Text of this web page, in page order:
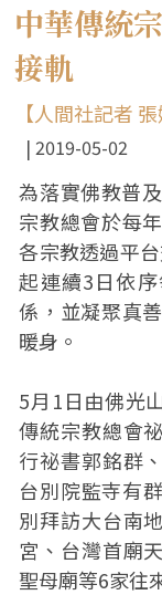
中華傳統
接軌
【人間社記者
2019-05-02
為落實佛教普
宗教總會於每
各宗教透過平
起連續3日依
係，並凝聚真
暖身。
5月1日由佛光
傳統宗教總會
行祕書郭銘群
台別院監寺有
別拜訪大台南
宮、台灣首廟
聖母廟等6家往